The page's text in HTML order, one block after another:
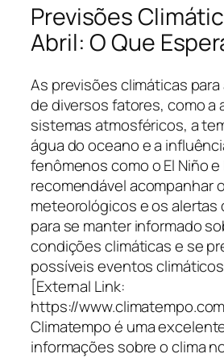
Previsões
Abril: O Que
As previsões climáticas
de diversos fatores, como a
sistemas atmosféricos, a
água do oceano e a
fenômenos como o El Niño e
recomendável acompanhar
meteorológicos e os alertas
para se manter informado
condições climáticas e se
possíveis eventos
[External Link:
https://
Climatempo é uma
informações sobre o clima